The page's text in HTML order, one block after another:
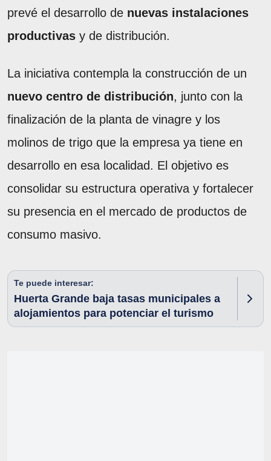
prevé el desarrollo de nuevas instalaciones
productivas y de distribución.
La iniciativa contempla la construcción de un
nuevo centro de distribución, junto con la
finalización de la planta de vinagre y los
molinos de trigo que la empresa ya tiene en
desarrollo en esa localidad. El objetivo es
consolidar su estructura operativa y fortalecer
su presencia en el mercado de productos de
consumo masivo.
Te puede interesar:
Huerta Grande baja tasas municipales a
alojamientos para potenciar el turismo